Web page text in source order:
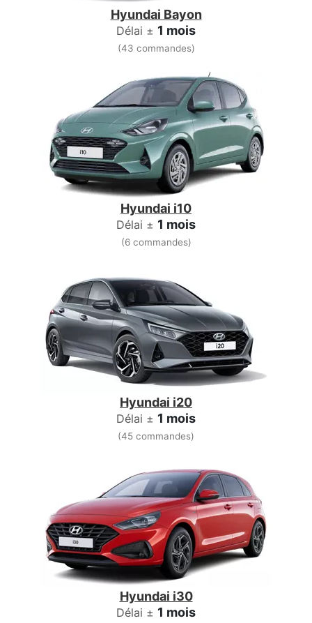
Hyundai Bayon
Délai ± 1 mois
(43 commandes)
Hyundai i10
Délai ± 1 mois
(6 commandes)
Hyundai i20
Délai ± 1 mois
(45 commandes)
Hyundai i30
Délai ± 1 mois